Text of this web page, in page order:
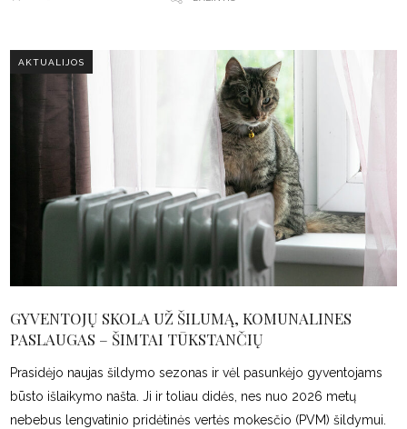
AKTUALIJOS
GYVENTOJŲ SKOLA UŽ ŠILUMĄ, KOMUNALINES
PASLAUGAS – ŠIMTAI TŪKSTANČIŲ
Prasidėjo naujas šildymo sezonas ir vėl pasunkėjo gyventojams
būsto išlaikymo našta. Ji ir toliau didės, nes nuo 2026 metų
nebebus lengvatinio pridėtinės vertės mokesčio (PVM) šildymui.